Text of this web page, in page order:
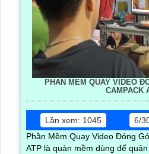
PHẦN MỀM QUAY VIDEO
CAMPACK
Lần xem: 1045
6/
Phần Mềm Quay Video Đóng
ATP là quàn mềm dùng để